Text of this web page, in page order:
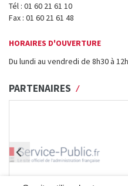
Tél : 01 60 21 61 10
Fax : 01 60 21 61 48
HORAIRES D'OUVERTURE
Du lundi au vendredi de 8h30 à
PARTENAIRES